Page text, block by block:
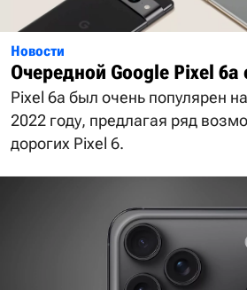
Новости
Очередной Google Pixel 6a
Pixel 6a был очень популярен
2022 году, предлагая ряд
дорогих Pixel 6.